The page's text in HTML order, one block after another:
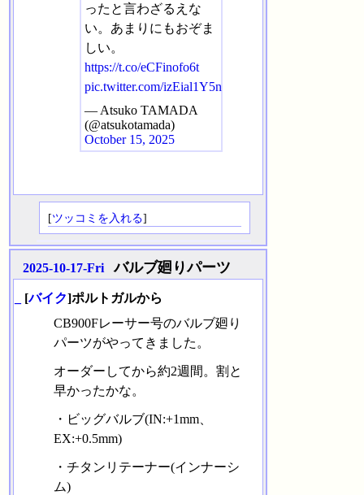
ったと言わざるえな
い。あまりにもおぞま
しい。
https://t.co/eCFinofo6t
pic.twitter.com/izEial1Y5n
— Atsuko TAMADA
(@atsukotamada)
October 15, 2025
[ツッコミを入れる]
2025-10-17-Fri バルブ廻りパーツ
[バイク]ポルトガルから
CB900Fレーサー号のバルブ廻り
パーツがやってきました。
オーダーしてから約2週間。割と
早かったかな。
・ビッグバルブ(IN:+1mm、
EX:+0.5mm)
・チタンリテーナー(インナーシ
ム)